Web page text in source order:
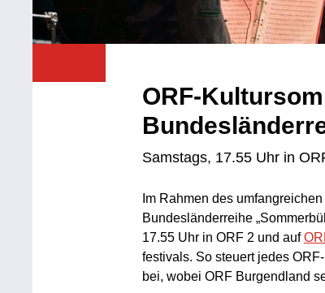
ORF-
Samstags, 17.55 Uhr in
Im Rahmen des
Bundesländerreihe
17.55 Uhr in ORF 2 und auf
festivals. So steuert jedes
bei, wobei ORF Burgendland